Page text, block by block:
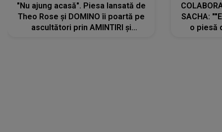
"Nu ajung acasă". Piesa lansată de
Theo Rose și DOMINO îi poartă pe
ascultători prin AMINTIRI și
SACHA:
o piesă